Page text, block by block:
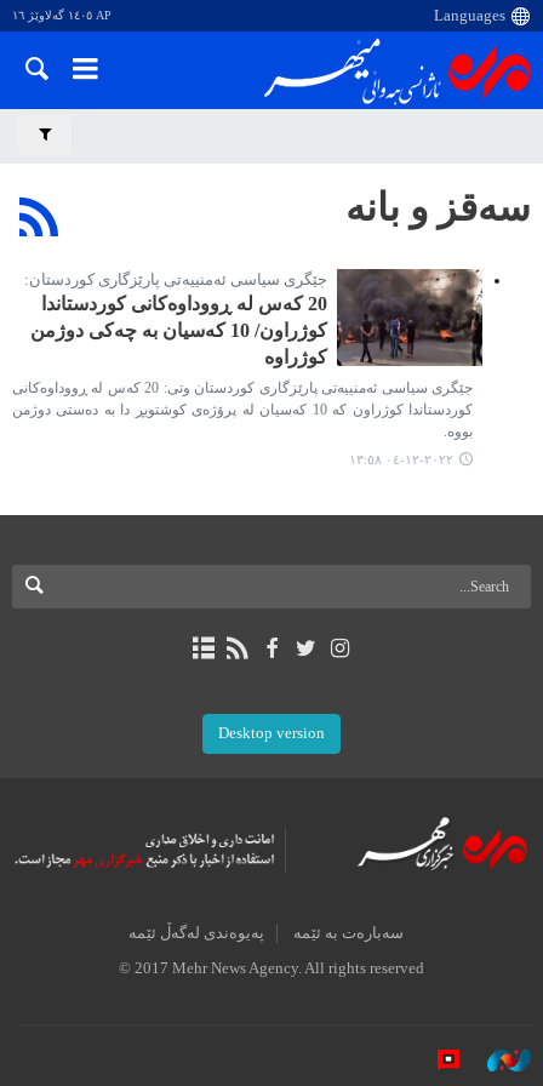
AP ١٤٠٥ گەلاوێژ ١٦
سەقز و بانە
جێگری سیاسی ئەمنییەتی پارێزگاری کوردستان:
20 کەس لە ڕووداوەکانی کوردستاندا
کوژراون/ 10 کەسیان بە چەکی دوژمن
کوژراوە
جێگری سیاسی ئەمنییەتی پارێزگاری کوردستان وتی: 20 کەس لە ڕووداوەکانی
کوردستاندا کوژراون کە 10 کەسیان لە پرۆژەی کوشتوبڕ دا بە دەستی دوژمن
بووە.
٢٠٢٢-١٢-٠٤ ١٣:٥٨
Desktop version
سەبارەت بە ئێمە پەیوەندی لەگەڵ ئێمە
© 2017 Mehr News Agency. All rights reserved